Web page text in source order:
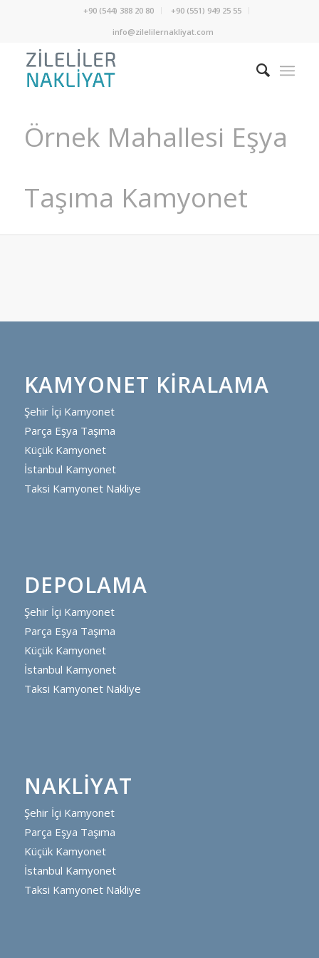
+90 (544) 388 20 80
+90 (551) 949 25 55
info@zilelilernakliyat.com
Örnek Mahallesi Eşya
Taşıma Kamyonet
KAMYONET KIRALAMA
Şehir İçi Kamyonet
Parça Eşya Taşıma
Küçük Kamyonet
İstanbul Kamyonet
Taksi Kamyonet Nakliye
DEPOLAMA
Şehir İçi Kamyonet
Parça Eşya Taşıma
Küçük Kamyonet
İstanbul Kamyonet
Taksi Kamyonet Nakliye
NAKLIYAT
Şehir İçi Kamyonet
Parça Eşya Taşıma
Küçük Kamyonet
İstanbul Kamyonet
Taksi Kamyonet Nakliye